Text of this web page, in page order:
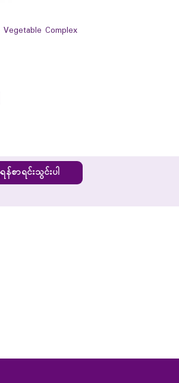
Complex
န်စာရင်းသွင်းပါ